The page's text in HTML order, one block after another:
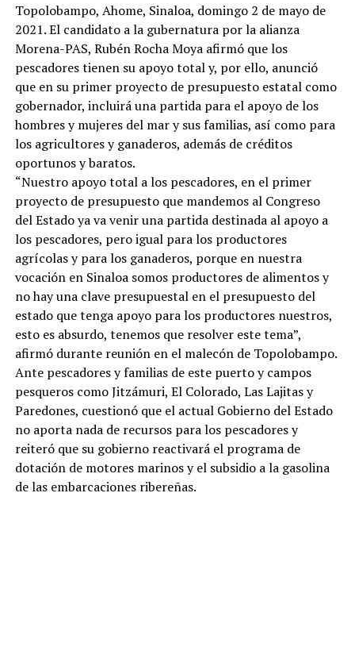
Topolobampo, Ahome, Sinaloa, domingo 2 de mayo de
2021. El candidato a la gubernatura por la alianza
Morena-PAS, Rubén Rocha Moya afirmó que los
pescadores tienen su apoyo total y, por ello, anunció
que en su primer proyecto de presupuesto estatal como
gobernador, incluirá una partida para el apoyo de los
hombres y mujeres del mar y sus familias, así como para
los agricultores y ganaderos, además de créditos
oportunos y baratos.
“Nuestro apoyo total a los pescadores, en el primer
proyecto de presupuesto que mandemos al Congreso
del Estado ya va venir una partida destinada al apoyo a
los pescadores, pero igual para los productores
agrícolas y para los ganaderos, porque en nuestra
vocación en Sinaloa somos productores de alimentos y
no hay una clave presupuestal en el presupuesto del
estado que tenga apoyo para los productores nuestros,
esto es absurdo, tenemos que resolver este tema”,
afirmó durante reunión en el malecón de Topolobampo.
Ante pescadores y familias de este puerto y campos
pesqueros como Jitzámuri, El Colorado, Las Lajitas y
Paredones, cuestionó que el actual Gobierno del Estado
no aporta nada de recursos para los pescadores y
reiteró que su gobierno reactivará el programa de
dotación de motores marinos y el subsidio a la gasolina
de las embarcaciones ribereñas.